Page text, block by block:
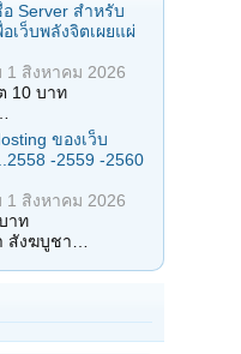
Server สำหรับ
เว็บพลังจิตเผยแผ่
1 สิงหาคม 2026
10 บาท
ของเว็บ
-2559 -2560
1 สิงหาคม 2026
าท
สังฆบูชา…